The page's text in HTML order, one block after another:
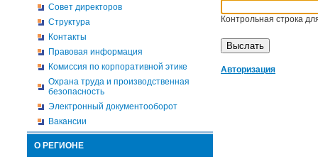
Совет директоров
Структура
Контакты
Правовая информация
Комиссия по корпоративной этике
Охрана труда и производственная
безопасность
Электронный документооборот
Вакансии
О РЕГИОНЕ
Контрольная строка
Авторизация